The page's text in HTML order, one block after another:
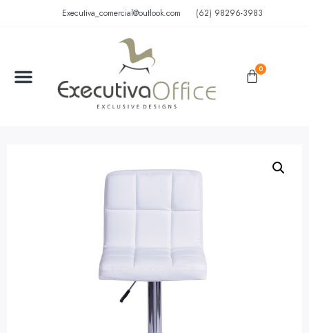
Executiva_comercial@outlook.com (62) 98296-3983
0